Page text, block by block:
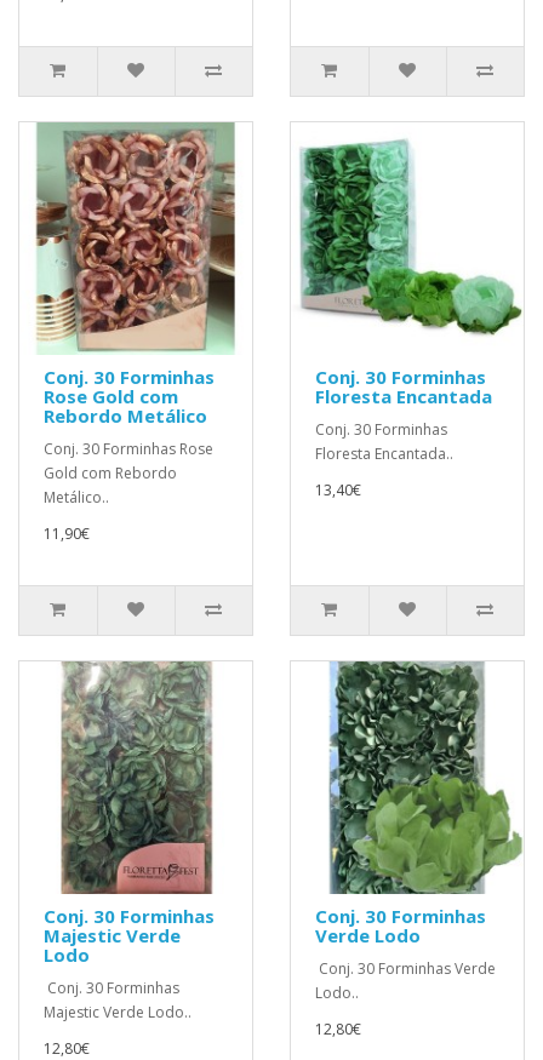
Conj. 30 Forminhas
Rose Gold com
Rebordo Metálico
Conj. 30 Forminhas Rose
Gold com Rebordo
Metálico..
11,90€
Conj. 30 Forminhas
Floresta Encantada
Conj. 30 Forminhas
Floresta Encantada..
13,40€
Conj. 30 Forminhas
Majestic Verde
Lodo
Conj. 30 Forminhas
Majestic Verde Lodo..
12,80€
Conj. 30 Forminhas
Verde Lodo
Conj. 30 Forminhas Verde
Lodo..
12,80€